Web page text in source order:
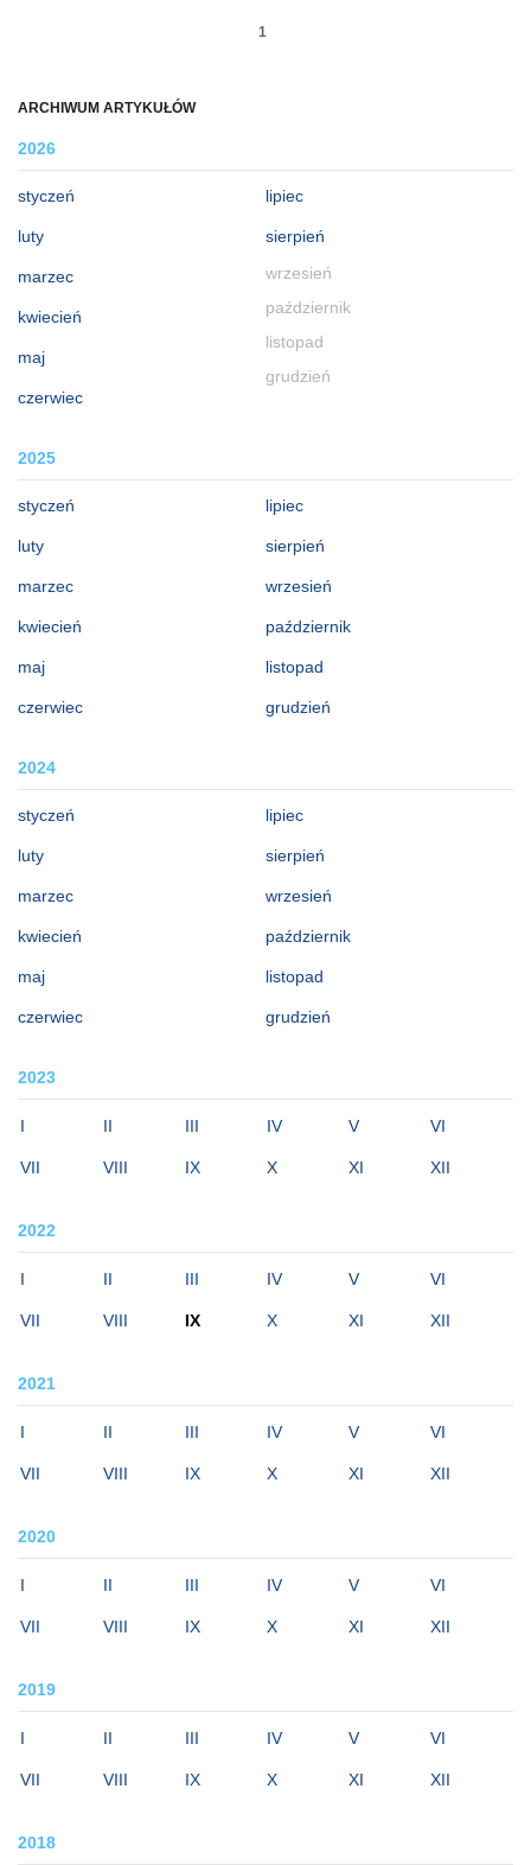
ARCHIWUM ARTYKUŁÓW
2026
styczeń
luty
marzec
kwiecień
maj
czerwiec
lipiec
sierpień
wrzesień
październik
listopad
grudzień
2025
styczeń
luty
marzec
kwiecień
maj
czerwiec
lipiec
sierpień
wrzesień
październik
listopad
grudzień
2024
styczeń
luty
marzec
kwiecień
maj
czerwiec
lipiec
sierpień
wrzesień
październik
listopad
grudzień
2023
I II III IV V VI
VII VIII IX X XI XII
2022
I II III IV V VI
VII VIII IX X XI XII
2021
I II III IV V VI
VII VIII IX X XI XII
2020
I II III IV V VI
VII VIII IX X XI XII
2019
I II III IV V VI
VII VIII IX X XI XII
2018
1